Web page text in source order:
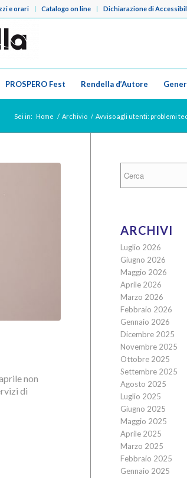
e orari Catalogo on line Dichiarazione di
PROSPERO Fest Rendella d’Autore
Sei in: Home / Archivio / Avviso agli utenti: problemi
non
di
ARCHIVI
Luglio 2026
Giugno 2026
Maggio 2026
Aprile 2026
Marzo 2026
Febbraio 2026
Gennaio 2026
Dicembre 2025
Novembre 2025
Ottobre 2025
Settembre 2025
Agosto 2025
Luglio 2025
Giugno 2025
Maggio 2025
Aprile 2025
Marzo 2025
Febbraio 2025
Gennaio 2025